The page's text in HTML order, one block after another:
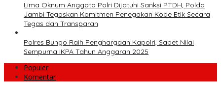
Lima Oknum Anggota Polri Dijatuhi Sanksi PTDH, Polda
Jambi Tegaskan Komitmen Penegakan Kode Etik Secara
Tegas dan Transparan
Polres Bungo Raih Penghargaan Kapolri, Sabet Nilai
Sempurna IKPA Tahun Anggaran 2025
Populer
Komentar